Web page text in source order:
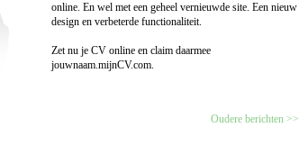
online. En wel met een geheel vernieuwde site. Een nieuw
design en verbeterde functionaliteit.
Zet nu je CV online en claim daarmee
jouwnaam.mijnCV.com.
Oudere berichten >>